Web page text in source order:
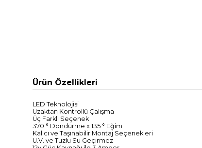
Ürün Özellikleri
LED Teknolojisi
Uzaktan Kontrollü Çalışma
Üç Farklı Seçenek
370 ° Döndürme x 135 ° Eğim
Kalıcı ve Taşınabilir Montaj Seçenekleri
U.V. ve Tuz lu Su Geçirmez